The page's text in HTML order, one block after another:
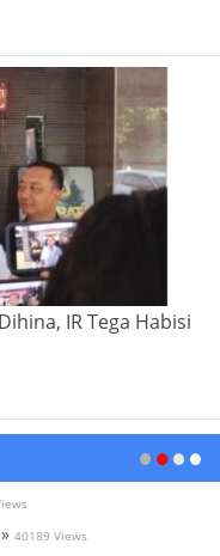
IR Tega Habisi
40189 Views